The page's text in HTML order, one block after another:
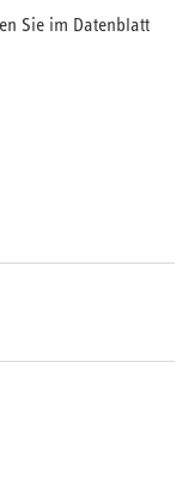
Sie im Datenblatt